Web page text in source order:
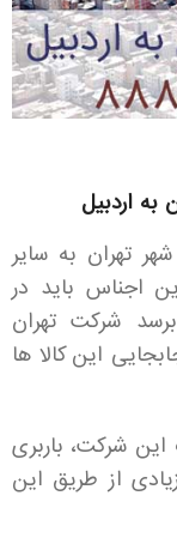
به اردبیل
تهران به سایر
اجناس باید در
شرکت تهران
این کالا ها
شرکت، باربری
از طریق این